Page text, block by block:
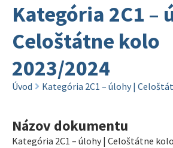
Kategória 2C1 –
Celoštátne kolo
2023/2024
Úvod Kategória 2C1 – úlohy |
Názov dokumentu
Kategória 2C1 – úlohy | Celoštátne